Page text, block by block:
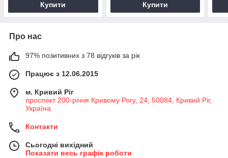
Купити Купити
Про нас
97% позитивних з 78 відгуків за рік
Працює з 12.06.2015
м. Кривий Ріг
проспект 200-річчя Кривому Рогу, 24, 50084, Кривий Ріг,
Україна
Контакти
Сьогодні вихідний
Показати весь графік роботи